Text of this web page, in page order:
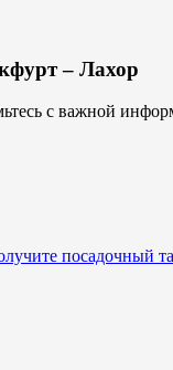
– Лахор
с важной
посадочный